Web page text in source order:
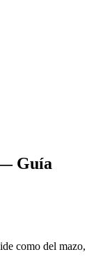
Guía
como del mazo,